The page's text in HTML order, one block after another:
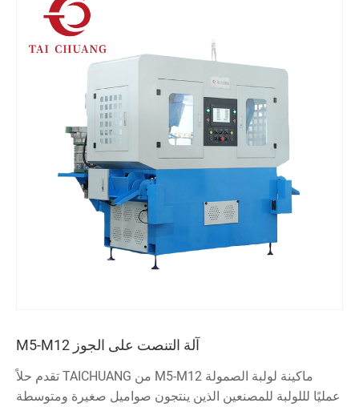
آلة التنصت على الجوز M5-M12
ماكينة لولبة الصمولة M5-M12 من TAICHUANG تقدم حلاً
عمليًا لللولبة للمصنعين الذين ينتجون صواميل صغيرة ومتوسطة